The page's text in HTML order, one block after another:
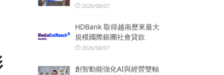
2026/08/07
HDBank 取得越南歷來最大
規模國際銀團社會貸款
2026/08/07
創智動能強化AI與經營雙軸